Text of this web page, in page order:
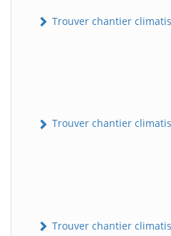
Trouver chantier
Trouver chantier
Trouver chantier